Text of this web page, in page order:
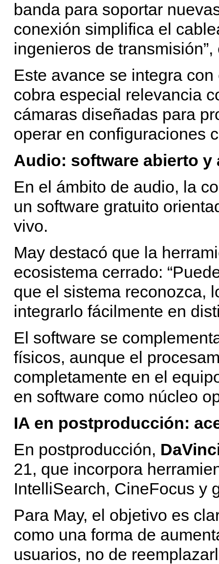
banda para soportar
conexión simplifica el
ingenieros de
Este avance se integra
cobra especial relevancia
cámaras diseñadas para
operar en configuraciones
Audio: software abierto y
En el ámbito de audio, la
un software gratuito
vivo.
May destacó que la
ecosistema cerrado:
que el sistema reconozca,
integrarlo fácilmente en
El software se
físicos, aunque el
completamente en el
en software como núcleo
IA en postproducción:
En postproducción,
21, que incorpora
IntelliSearch, CineFocus y
Para May, el objetivo es
como una forma de
usuarios, no de